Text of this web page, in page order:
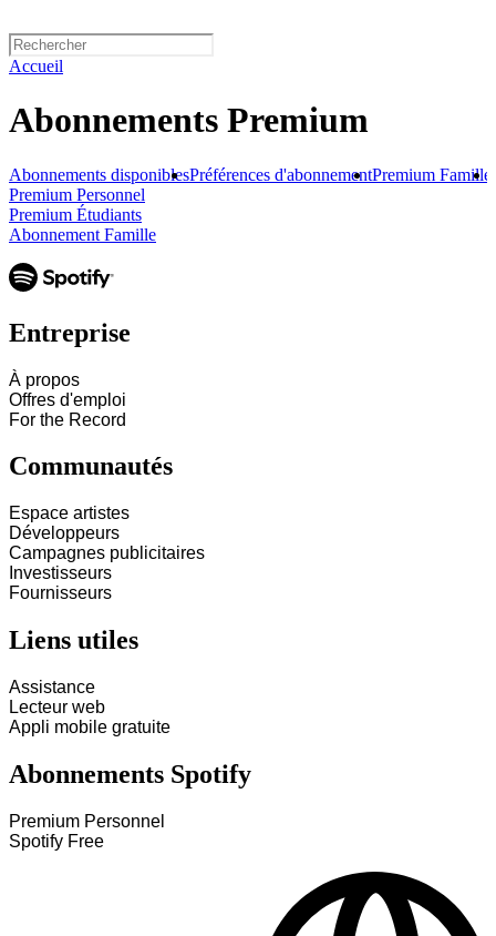
Accueil
Abonnements Premium
Abonnements disponiblesPréférences d'abonnementPremium Famille
Premium Personnel
Premium Étudiants
Abonnement Famille
Entreprise
À propos
Offres d'emploi
For the Record
Communautés
Espace artistes
Développeurs
Campagnes publicitaires
Investisseurs
Fournisseurs
Liens utiles
Assistance
Lecteur web
Appli mobile gratuite
Abonnements Spotify
Premium Personnel
Spotify Free